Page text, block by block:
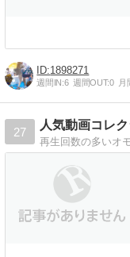
1898271
週間IN:6 週間OUT:0 月
27
人気動画コレク
再生回数の多いオ